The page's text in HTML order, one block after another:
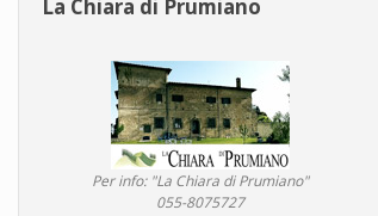
La Chiara di Prumiano
Per info: "La Chiara di Prumiano"
055-8075727